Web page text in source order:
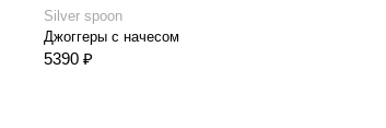
Silver spoon
Джоггеры с начесом
5390 ₽